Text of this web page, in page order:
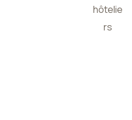
hôtelie
rs